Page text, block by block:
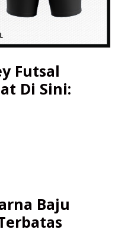
Futsal
Di Sini:
Baju